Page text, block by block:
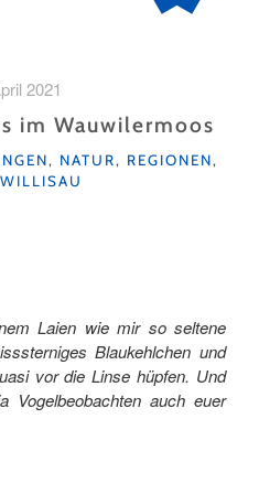
2021
im Wauwilermoos
, NATUR, REGIONEN,
WILLISAU
Laien wie mir so seltene
Blaukehlchen und
vor die Linse hüpfen. Und
Vogelbeobachten auch euer